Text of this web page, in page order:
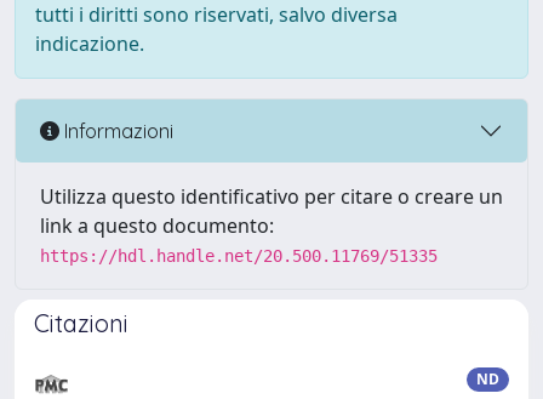
tutti i diritti sono riservati, salvo diversa
indicazione.
Informazioni
Utilizza questo identificativo per citare o creare un
link a questo documento:
https://hdl.handle.net/20.500.11769/51335
Citazioni
ND